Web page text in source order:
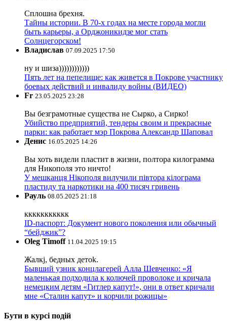
Сплошна брехня.
Тайны истории. В 70-х годах на месте города могли
быть карьеры, а Орджоникидзе мог стать
Солнцегорском!
Владислав 07.09.2025 17:50
ну и шиза))))))))))))
Пять лет на пепелище: как живется в Покрове участнику
боевых действий и инвалиду войны (ВИДЕО)
Fr 23.05.2025 23:28
Вы безграмотные существа не Сырко, а Сирко!
Убийство предприятий, тендеры своим и прекрасные
парки: как работает мэр Покрова Александр Шаповал
Денис 16.05.2025 14:26
Вы хоть видели пластит в жизни, полтора килограмма
для Никополя это ничто!
У мешканця Нікополя вилучили півтора кілограма
пластиду та наркотики на 400 тисяч гривень
Рауль 08.05.2025 21:18
ккккккккккк
ID-паспорт: Документ нового поколения или обычный
“бейджик”?
Oleg Timoff 11.04.2025 19:15
Жалкj, бедных детok.
Бывший узник концлагерей Алла Шевченко: «Я
маленькая подходила к колючей проволоке и кричала
немецким детям «Гитлер капут!», они в ответ кричали
мне «Сталин капут» и корчили рожицы»
Бути в курсі подій